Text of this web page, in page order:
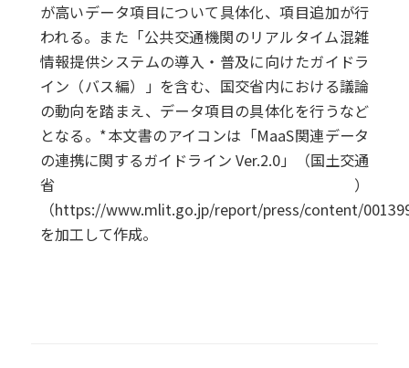
が高いデータ項目について具体化、項目追加が行
われる。また「公共交通機関のリアルタイム混雑
情報提供システムの導入・普及に向けたガイドラ
イン（バス編）」を含む、国交省内における議論
の動向を踏まえ、データ項目の具体化を行うなど
となる。*本文書のアイコンは「MaaS関連データ
の連携に関するガイドライン Ver.2.0」（国土交通
省）
（https://www.mlit.go.jp/report/press/content/
を加工して作成。